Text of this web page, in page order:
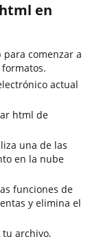
en
comenzar a
actual
html de
una de las
en la nube
funciones de
y elimina el
tu archivo,